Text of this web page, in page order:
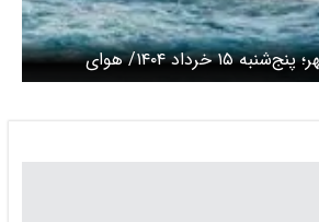
پیش‌بینی هوای بوشهر؛ پنج‌شنبه ۱۵ خرداد ۱۴۰۴/ هوای